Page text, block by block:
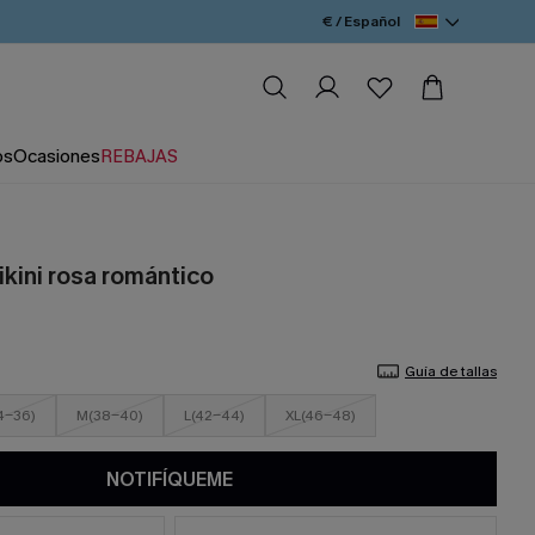
€ / Español
OcasionesREBAJAS
rosa romántico
Guía de tallas
36) M(38-40) L(42-44) XL(46-48)
NOTIFÍQUEME